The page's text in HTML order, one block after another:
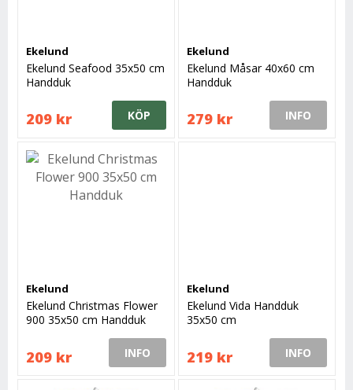
Ekelund
Ekelund Seafood 35x50 cm
Handduk
209 kr KÖP
Ekelund
Ekelund Måsar 40x60 cm
Handduk
279 kr INFO
Ekelund
Ekelund Christmas Flower
900 35x50 cm Handduk
209 kr INFO
Ekelund
Ekelund Vida Handduk
35x50 cm
219 kr INFO